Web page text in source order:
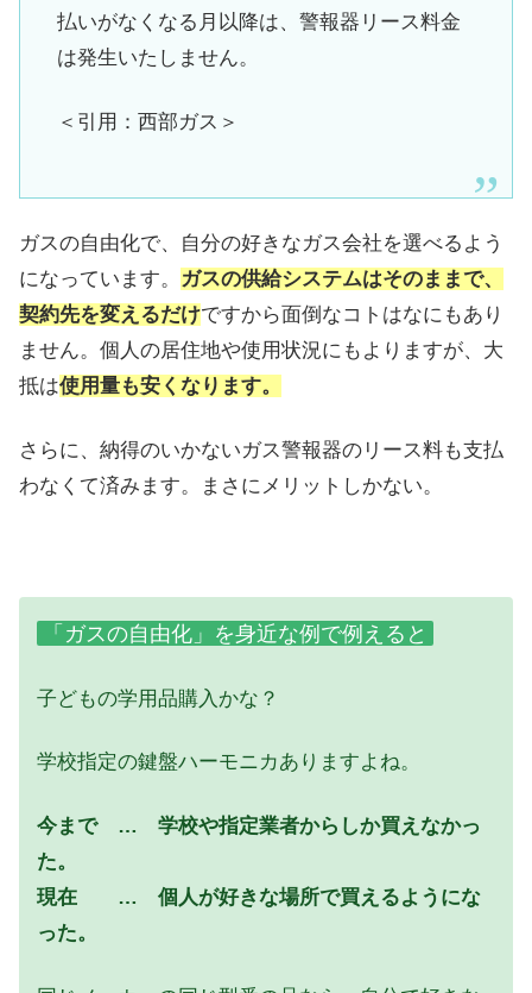
払いがなくなる月以降は、警報器リース料金
は発生いたしません。
＜引用：西部ガス＞
ガスの自由化で、自分の好きなガス会社を選べるよう
になっています。
ガスの供給システムはそのままで、
契約先を変えるだけですから面倒なコトはなにもあり
ません。個人の居住地や使用状況にもよりますが、大
抵は使用量も安くなります。
さらに、納得のいかないガス警報器のリース料も支払
わなくて済みます。まさにメリットしかない。
「ガスの自由化」を身近な例で例えると
子どもの学用品購入かな？
学校指定の鍵盤ハーモニカありますよね。
今まで …
学校や指定業者からしか買えなかっ
た。
現在 …
個人が好きな場所で買えるようにな
った。